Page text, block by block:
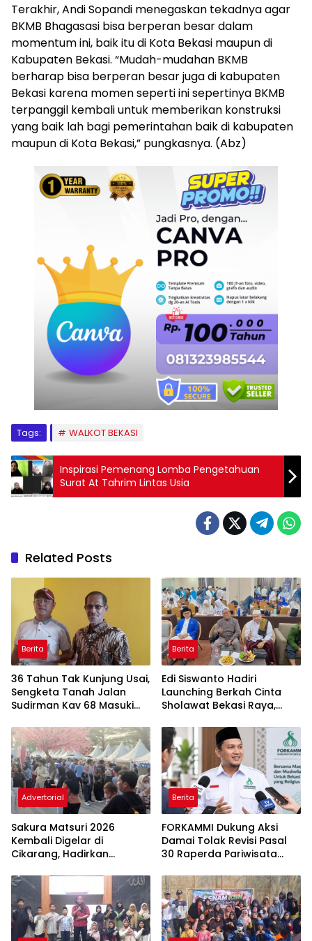
Terakhir, Andi Sopandi menegaskan tekadnya agar
BKMB Bhagasasi bisa berperan besar dalam
momentum ini, baik itu di Kota Bekasi maupun di
Kabupaten Bekasi. “Mudah-mudahan BKMB
berharap bisa berperan besar juga di kabupaten
Bekasi karena momen seperti ini sepertinya BKMB
terpanggil kembali untuk memberikan konstruksi
yang baik lah bagi pemerintahan baik di kabupaten
maupun di Kota Bekasi,” pungkasnya. (Abz)
Tags: WALKOT BEKASI
Inspirasi Pemenang Lomba Pengetahuan
Surat At Tahrim Lintas Usia
Related Posts
Berita
36 Tahun Tak Kunjung Usai,
Sengketa Tanah Jalan
Sudirman Kav 68 Masuki
Berita
Edi Siswanto Hadiri
Launching Berkah Cinta
Sholawat Bekasi Raya,
yang Amanah
Advertorial
Sakura Matsuri 2026
Kembali Digelar di
Cikarang, Hadirkan
Indonesia dan Jepang
Berita
FORKAMMI Dukung Aksi
Damai Tolak Revisi Pasal
30 Raperda Pariwisata